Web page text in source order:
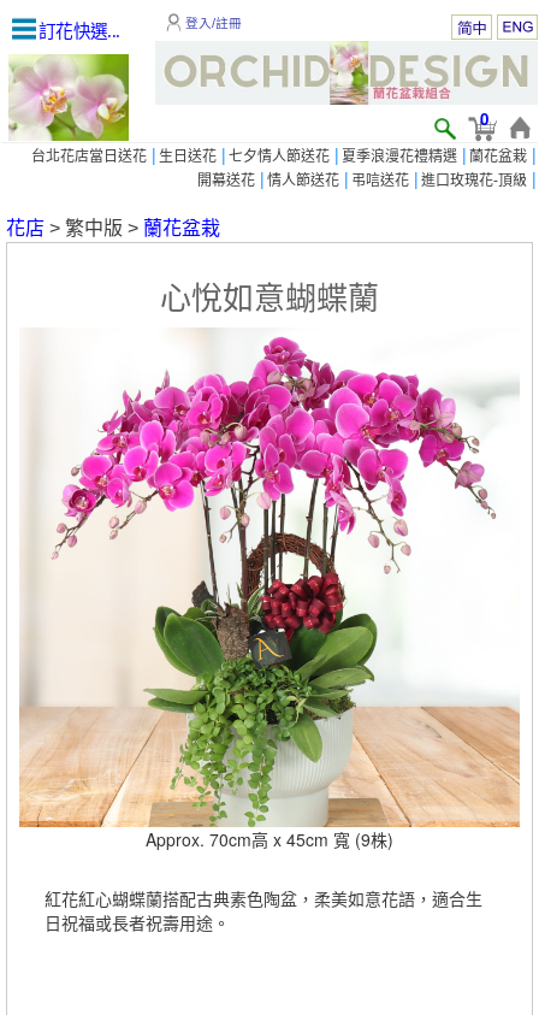
訂花快選... 登入/註冊
0
台北花店當日送花 | 生日送花 | 七夕情人節送花 | 夏季浪漫花禮精選 | 蘭花盆栽 |
開幕送花 | 情人節送花 | 弔唁送花 | 進口玫瑰花-頂級 |
花店 > 繁中版 > 蘭花盆栽
心悅如意蝴蝶蘭
Approx. 70cm高 x 45cm 寬 (9株)
紅花紅心蝴蝶蘭搭配古典素色陶盆，柔美如意花語，適合生
日祝福或長者祝壽用途。